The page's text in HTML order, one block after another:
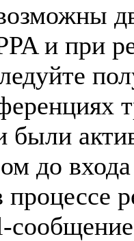
и при
были
до
процессе